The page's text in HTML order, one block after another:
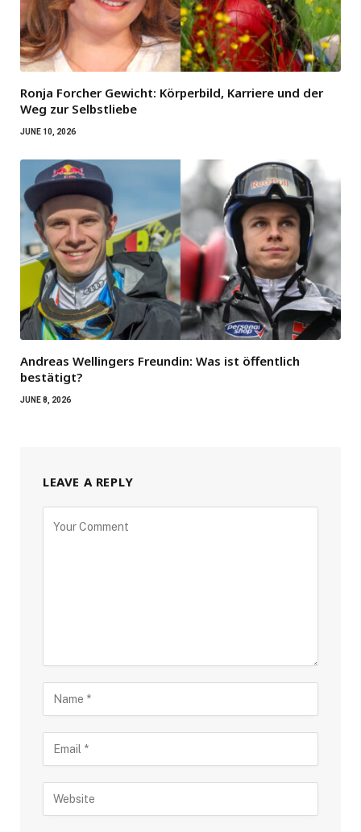
Ronja Forcher Gewicht: Körperbild, Karriere und der
Weg zur Selbstliebe
JUNE 10, 2026
Andreas Wellingers Freundin: Was ist öffentlich
bestätigt?
JUNE 8, 2026
LEAVE A REPLY